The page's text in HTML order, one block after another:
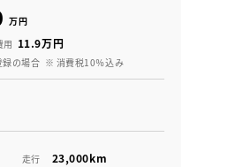
万円
用 11.9万円
の場合 ※ 消費税10％込み
走行 23,000km